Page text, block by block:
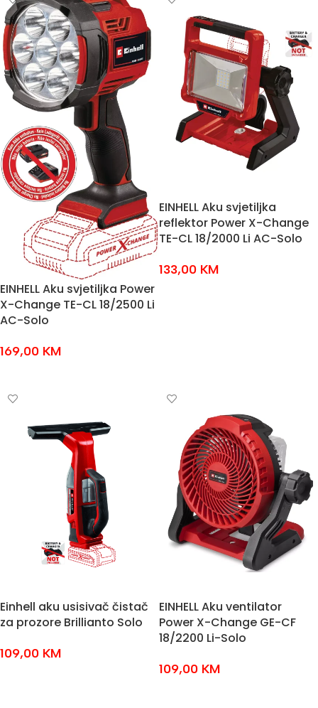
EINHELL Aku svjetiljka Power
X-Change TE-CL 18/2500 Li
AC-Solo
169,00 KM
EINHELL Aku svjetiljka
reflektor Power X-Change
TE-CL 18/2000 Li AC-Solo
133,00 KM
Einhell aku usisivač čistač
za prozore Brillianto Solo
109,00 KM
EINHELL Aku ventilator
Power X-Change GE-CF
18/2200 Li-Solo
109,00 KM